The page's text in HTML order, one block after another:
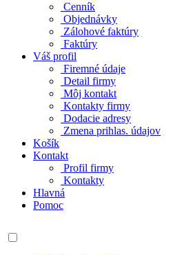
Cenník
Objednávky
Zálohové faktúry
Faktúry
Váš profil
Firemné údaje
Detail firmy
Môj kontakt
Kontakty firmy
Dodacie adresy
Zmena prihlas. údajov
Košík
Kontakt
Profil firmy
Kontakty
Hlavná
Pomoc